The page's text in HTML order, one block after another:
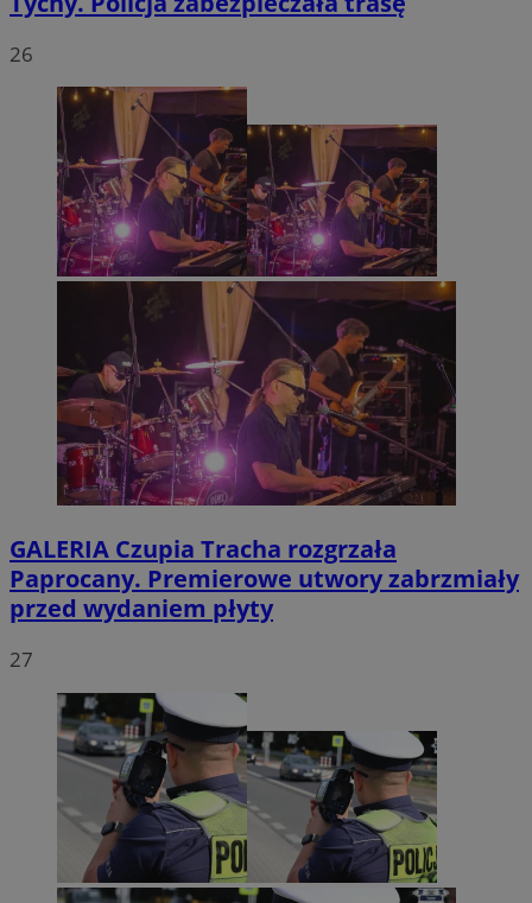
26
GALERIA Czupia Tracha rozgrzała
Paprocany. Premierowe utwory zabrzmiały
przed wydaniem płyty
27